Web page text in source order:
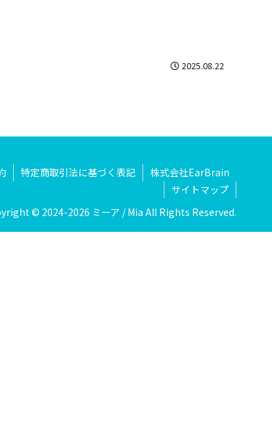
2025.08.22
特定商取引法に基づく表記
株式会社EarBrain
サイトマップ
© 2024-2026 ミーア / Mia All Rights Reserved.